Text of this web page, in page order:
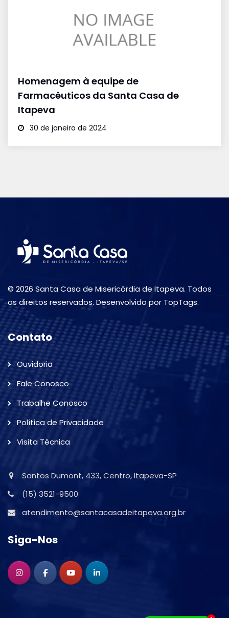
Homenagem à equipe de
Farmacêuticos da Santa Casa de
Itapeva
30 de janeiro de 2024
© 2026 Santa Casa de Misericórdia de Itapeva. Todos
os direitos reservados. Desenvolvido por TopTags.
Contato
Ouvidoria
Fale Conosco
Trabalhe Conosco
Política de Privacidade
Visita Técnica
Santos Dumont, 433, Centro, Itapeva-SP
(15) 3521-9500
atendimento@santacasadeitapeva.org.br
Siga-Nos